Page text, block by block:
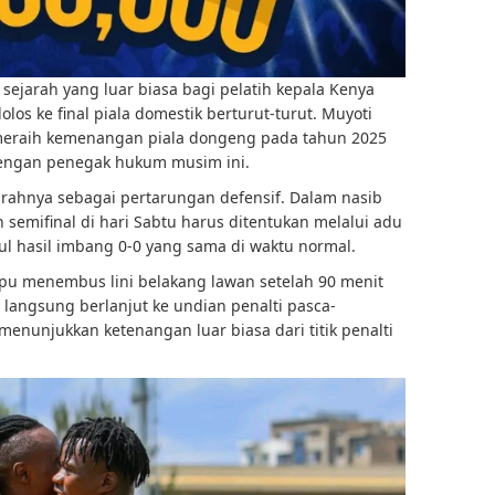
yang luar biasa bagi pelatih kepala Kenya
ke final piala domestik berturut-turut. Muyoti
kemenangan piala dongeng pada tahun 2025
penegak hukum musim ini.
sebagai pertarungan defensif. Dalam nasib
di hari Sabtu harus ditentukan melalui adu
hasil imbang 0-0 yang sama di waktu normal.
menembus lini belakang lawan setelah 90 menit
berlanjut ke undian penalti pasca-
ketenangan luar biasa dari titik penalti